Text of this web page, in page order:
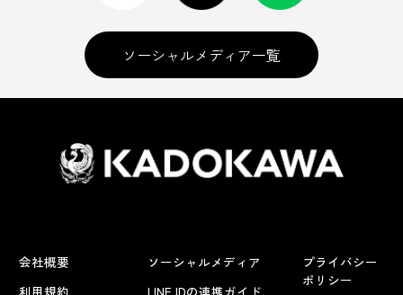
ソーシャルメディア一覧
会社概要
ソーシャルメディア
プライバシー
ポリシー